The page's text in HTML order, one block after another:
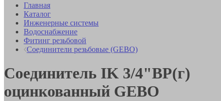
Главная
Каталог
Инженерные системы
Водоснабжение
Фитинг резьбовой
Соединители резьбовые (GEBO)
Соединитель IK 3/4"ВР(г)
оцинкованный GEBO